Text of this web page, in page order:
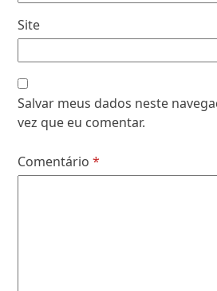
Site
Salvar meus dados neste
vez que eu comentar.
Comentário*